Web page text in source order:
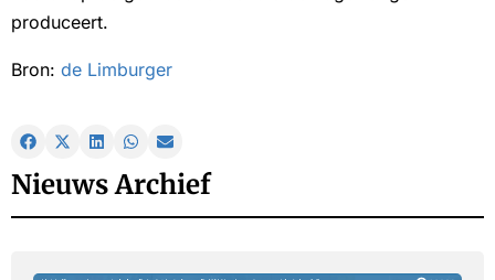
produceert.
Bron: de Limburger
Nieuws Archief